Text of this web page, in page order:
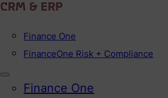
CRM & ERP
Finance One
FinanceOne Risk + Compliance
Finance One